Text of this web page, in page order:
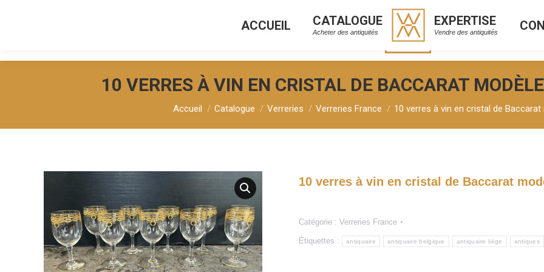
ACCUEIL CATALOGUE
Acheter des antiquités
EXPERTISE
Vendre des antiquités
10 VERRES À VIN EN CRISTAL DE BACCARAT
Vous êtes ici :
Accueil Catalogue Verreries Verreries France 10 verres à vin en cristal de Baccarat
10 verres à vin en cristal de Baccarat
Catégorie : Verreries France
Étiquettes : antiquaire antiquaire belgique antiquaire liège antiques
ACCUEIL CATALOGUE
Acheter des antiquités
EXPERTISE
Vendre des antiquités